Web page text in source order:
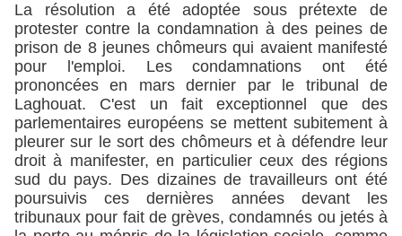
La résolution a été adoptée sous prétexte de
protester contre la condamnation à des peines de
prison de 8 jeunes chômeurs qui avaient manifesté
pour l'emploi. Les condamnations ont été
prononcées en mars dernier par le tribunal de
Laghouat. C'est un fait exceptionnel que des
parlementaires européens se mettent subitement à
pleurer sur le sort des chômeurs et à défendre leur
droit à manifester, en particulier ceux des régions
sud du pays. Des dizaines de travailleurs ont été
poursuivis ces dernières années devant les
tribunaux pour fait de grèves, condamnés ou jetés à